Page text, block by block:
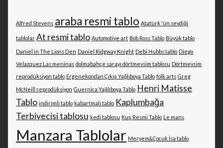
Alfred Stevens araba resmi tablo Atatürk 'ün sevdiği
tablolar At resmi tablo Automotive art Bob Ross Tablo Büyük tablo
Daniel in The Lions Den Daniel Ridgway Knight Debi Hubbs tablo Diego
Velazquez Las meninas dolmabahçe sarayı dörtmevsim tablosu Dörtmevsim
reprodüksiyon tablo Ergenekondan Çıkış Yağlıboya Tablo folk arts Greg
McNeill reprodüksiyon Guernica Yağlıboya Tablo Henri Matisse
Tablo indirimli tablo kabartmalı tablo Kaplumbağa
Terbiyecisi tablosu kedi tablosu Kuş Resmi Tablo Le mans
Manzara Tablolar Meryem&Çocuk İsa tablo